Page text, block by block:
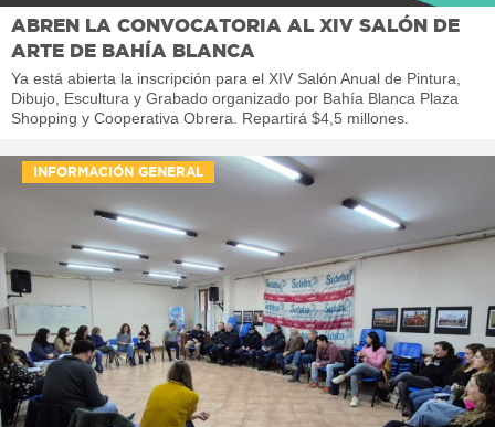
ABREN LA CONVOCATORIA AL XIV SALÓN DE
ARTE DE BAHÍA BLANCA
Ya está abierta la inscripción para el XIV Salón Anual de Pintura,
Dibujo, Escultura y Grabado organizado por Bahía Blanca Plaza
Shopping y Cooperativa Obrera. Repartirá $4,5 millones.
INFORMACIÓN GENERAL